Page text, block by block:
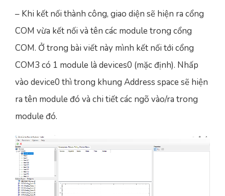
– Khi kết nối thành công, giao diện sẽ hiện ra cổng
COM vừa kết nối và tên các module trong cổng
COM. Ở trong bài viết này mình kết nối tới cổng
COM3 có 1 module là devices0 (mặc định). Nhấp
vào device0 thì trong khung Address space sẽ hiện
ra tên module đó và chi tiết các ngõ vào/ra trong
module đó.